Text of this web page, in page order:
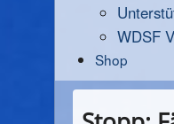
WDSF
Shop